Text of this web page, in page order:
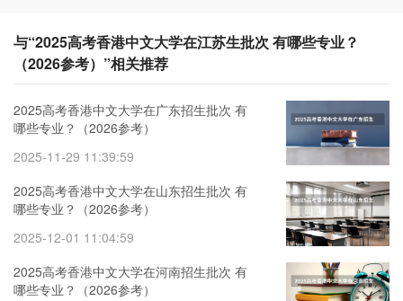
与“2025高考香港中文大学在江苏生批次 有哪些专业？
（2026参考）”相关推荐
2025高考香港中文大学在广东招生批次 有
哪些专业？（2026参考）
2025-11-29 11:39:59
2025高考香港中文大学在山东招生批次 有
哪些专业？（2026参考）
2025-12-01 11:04:59
2025高考香港中文大学在河南招生批次 有
哪些专业？（2026参考）